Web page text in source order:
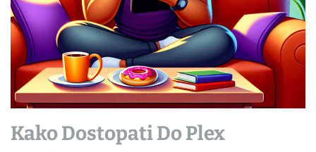
Kako Dostopati Do Plex